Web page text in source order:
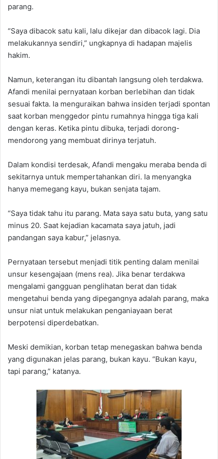
parang.
“Saya dibacok satu kali, lalu dikejar dan dibacok lagi. Dia
melakukannya sendiri,” ungkapnya di hadapan majelis
hakim.
‎Namun, keterangan itu dibantah langsung oleh terdakwa.
Afandi menilai pernyataan korban berlebihan dan tidak
sesuai fakta. Ia menguraikan bahwa insiden terjadi spontan
saat korban menggedor pintu rumahnya hingga tiga kali
dengan keras. Ketika pintu dibuka, terjadi dorong-
mendorong yang membuat dirinya terjatuh.
‎Dalam kondisi terdesak, Afandi mengaku meraba benda di
sekitarnya untuk mempertahankan diri. Ia menyangka
hanya memegang kayu, bukan senjata tajam.
“Saya tidak tahu itu parang. Mata saya satu buta, yang satu
minus 20. Saat kejadian kacamata saya jatuh, jadi
pandangan saya kabur,” jelasnya.
‎Pernyataan tersebut menjadi titik penting dalam menilai
unsur kesengajaan (mens rea). Jika benar terdakwa
mengalami gangguan penglihatan berat dan tidak
mengetahui benda yang dipegangnya adalah parang, maka
unsur niat untuk melakukan penganiayaan berat
berpotensi diperdebatkan.
‎Meski demikian, korban tetap menegaskan bahwa benda
yang digunakan jelas parang, bukan kayu. “Bukan kayu,
tapi parang,” katanya.